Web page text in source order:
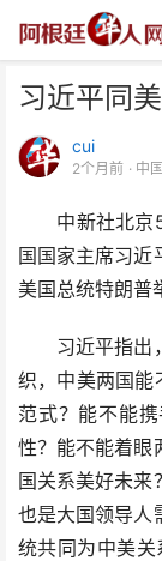
习近平同
cui
2个月前 · 中
中新社北京5
国国家主席习近
美国总统特朗普
习近平指出，
织，中美两国能
范式？能不能
性？能不能着眼
国关系美好未来
也是大国领导人
统共同为中美
习近平同美